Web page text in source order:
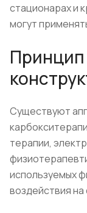
стационарах и
могут
Принцип
Существуют
терапии,
используемых
воздействия на